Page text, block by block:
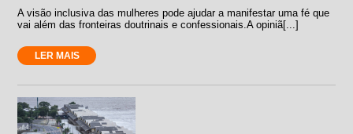
A visão inclusiva das mulheres pode ajudar a manifestar uma fé que
vai além das fronteiras doutrinais e confessionais.A opiniã[...]
LER MAIS